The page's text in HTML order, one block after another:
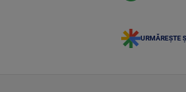
URMĂREȘTE